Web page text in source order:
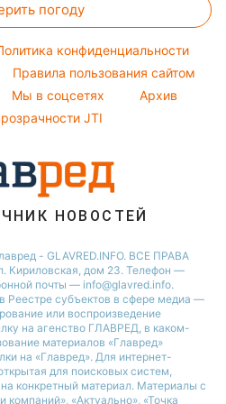
погоду
конфиденциальности
Правила пользования сайтом
Мы в соцсетях
Архив
JTI
НОВОСТЕЙ
- GLAVRED.INFO. ВСЕ ПРАВА
дом 23. Телефон —
почты — info@glavred.info.
Реестре cубъектов в сфере медиа —
или воспроизведение
на агенство ГЛАВРЕД, в каком-
материалов «Главред»
на «Главред». Для интернет-
для поисковых систем,
конкретный материал. Материалы с
«Актуально», «Точка